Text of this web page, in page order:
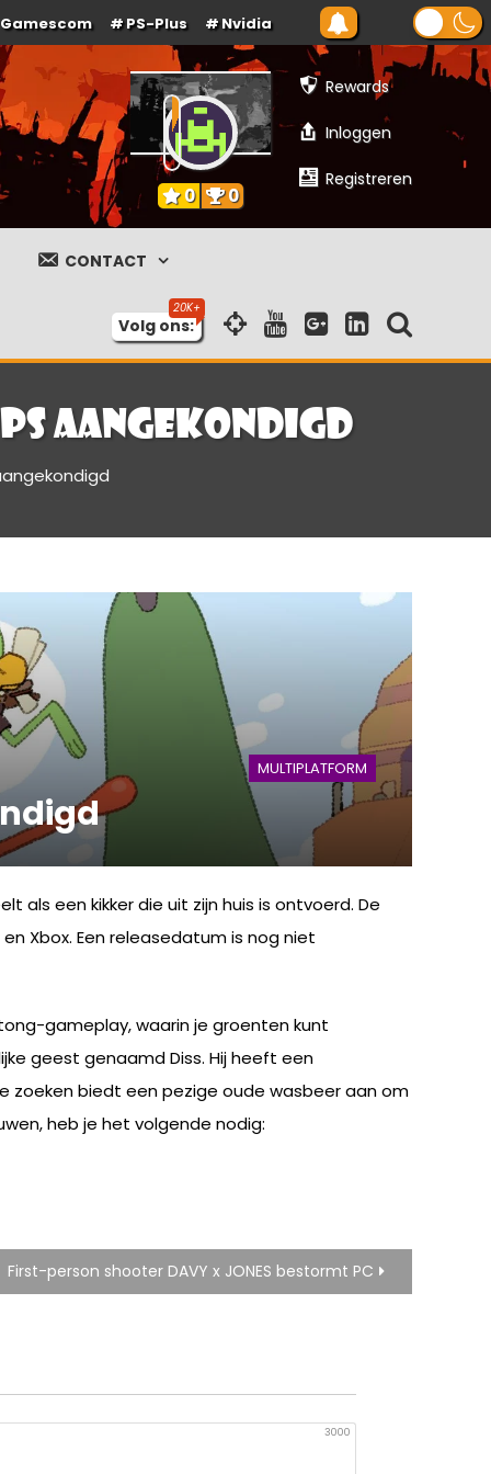
Gamescom PS-Plus Nvidia
Rewards
Inloggen
Registreren
0 0
CONTACT
Volg ons:
aangekondigd
MULTIPLATFORM
als een kikker die uit zijn huis is ontvoerd. De
Xbox. Een releasedatum is nog niet
gameplay, waarin je groenten kunt
geest genaamd Diss. Hij heeft een
zoeken biedt een pezige oude wasbeer aan om
heb je het volgende nodig:
First-person shooter DAVY x JONES bestormt PC
3000